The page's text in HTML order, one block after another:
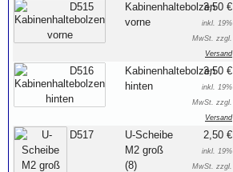
D515
Kabinenhaltebolzen
vorne
3,50 €
inkl. 19%
MwSt. zzgl.
Versand
D516
Kabinenhaltebolzen
hinten
3,50 €
inkl. 19%
MwSt. zzgl.
Versand
D517
U-Scheibe
M2 groß
(8)
2,50 €
inkl. 19%
MwSt. zzgl.